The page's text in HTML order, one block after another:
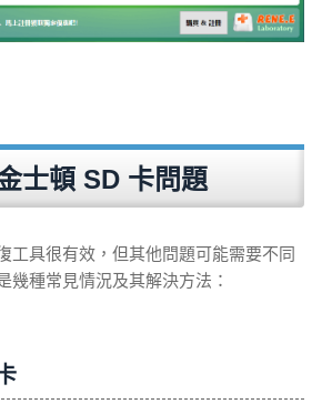
士頓 SD 卡問題
工具很有效，但其他問題可能需要不同
幾種常見情況及其解決方法：